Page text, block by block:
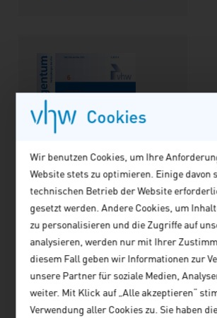
Cookies
Wir benutzen Cookies, um Ihre
Website stets zu optimieren. Einige davon
technischen Betrieb der Website
gesetzt werden. Andere Cookies, um
zu personalisieren und die Zugriffe auf
analysieren, werden nur mit Ihrer
diesem Fall geben wir Informationen zur
unsere Partner für soziale Medien,
weiter. Mit Klick auf „Alle akzeptieren“
Verwendung aller Cookies zu. Sie haben
Die perforierte Stadt -
Chaos oder Methode?
Von Dr. Marta Doehler-
Behzadi